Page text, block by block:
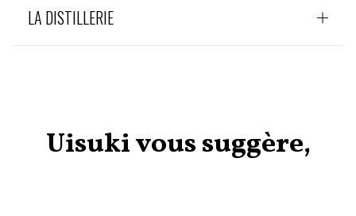
LA DISTILLERIE
Uisuki vous suggère,